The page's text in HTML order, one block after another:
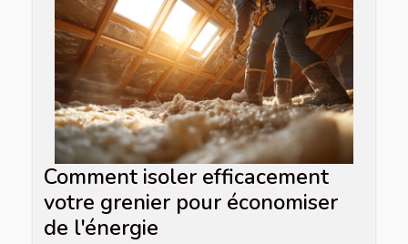
Comment isoler efficacement
votre grenier pour économiser
de l'énergie